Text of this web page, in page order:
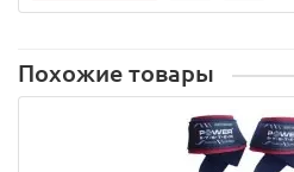
Похожие товары